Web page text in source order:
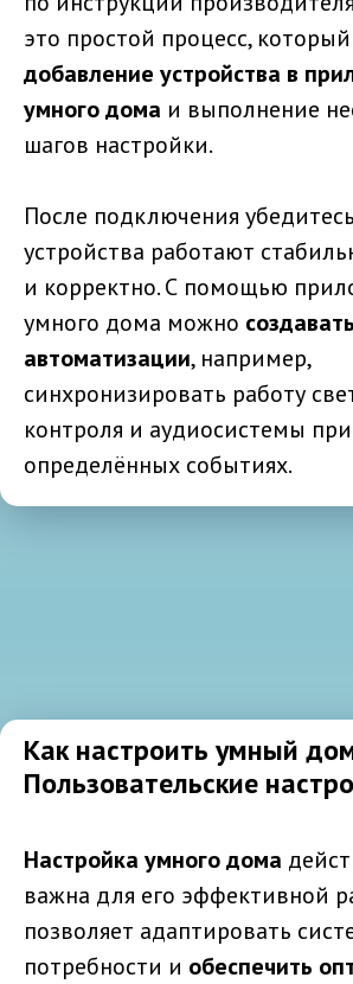
это простой процесс,
добавление устройства в
умного дома и выполнение
шагов настройки.
После подключения
устройства работают
и корректно. С помощью
умного дома можно
автоматизации, например,
синхронизировать работу
контроля и аудиосистемы при
определённых событиях.
Как настроить умный
Пользовательские
Настройка умного дома
важна для его эффективной
позволяет адаптировать
потребности и обеспечить